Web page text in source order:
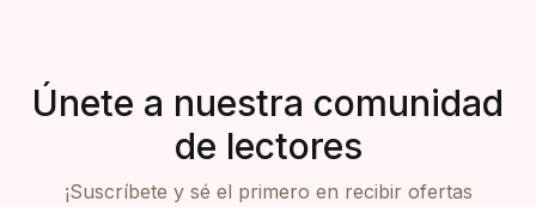
Únete a nuestra comunidad
de lectores
¡Suscríbete y sé el primero en recibir ofertas